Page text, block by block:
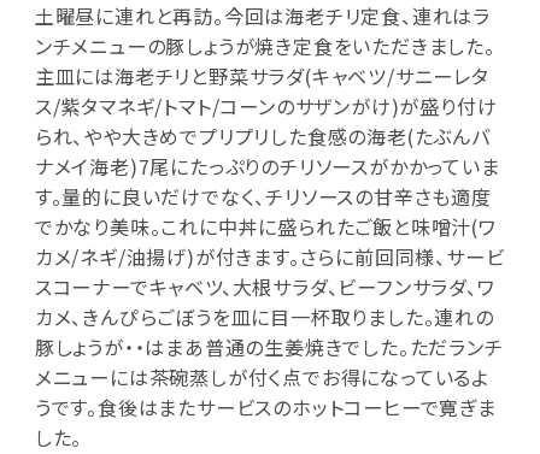
土曜昼に連れと再訪。今回は海老チリ定食、連れはラ
ンチメニューの豚しょうが焼き定食をいただきました。
主皿には海老チリと野菜サラダ(キャベツ/サニーレタ
ス/紫タマネギ/トマト/コーンのサザンがけ)が盛り付け
られ、やや大きめでプリプリした食感の海老(たぶんバ
ナメイ海老)7尾にたっぷりのチリソースがかかっていま
す。量的に良いだけでなく、チリソースの甘辛さも適度
でかなり美味。これに中丼に盛られたご飯と味噌汁(ワ
カメ/ネギ/油揚げ)が付きます。さらに前回同様、サービ
スコーナーでキャベツ、大根サラダ、ビーフンサラダ、ワ
カメ、きんぴらごぼうを皿に目一杯取りました。連れの
豚しょうが・・はまあ普通の生姜焼きでした。ただランチ
メニューには茶碗蒸しが付く点でお得になっているよ
うです。食後はまたサービスのホットコーヒーで寛ぎま
した。